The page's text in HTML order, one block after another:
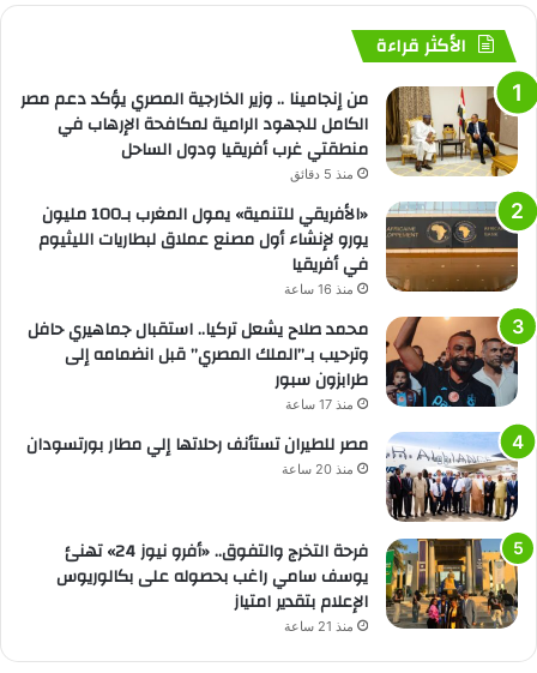
الأكثر قراءة
من إنجامينا .. وزير الخارجية المصري يؤكد دعم مصر
الكامل للجهود الرامية لمكافحة الإرهاب في
منطقتي غرب أفريقيا ودول الساحل
منذ 5 دقائق
«الأفريقي للتنمية» يمول المغرب بـ100 مليون
يورو لإنشاء أول مصنع عملاق لبطاريات الليثيوم
في أفريقيا
منذ 16 ساعة
محمد صلاح يشعل تركيا.. استقبال جماهيري حافل
وترحيب بـ”الملك المصري” قبل انضمامه إلى
طرابزون سبور
منذ 17 ساعة
مصر للطيران تستأنف رحلاتها إلي مطار بورتسودان
منذ 20 ساعة
فرحة التخرج والتفوق.. «أفرو نيوز 24» تهنئ
يوسف سامي راغب بحصوله على بكالوريوس
الإعلام بتقدير امتياز
منذ 21 ساعة